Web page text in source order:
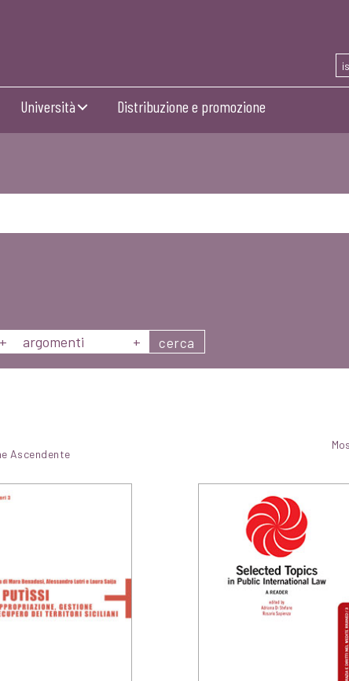
Università Distribuzione e promozione
+ argomenti + cerca